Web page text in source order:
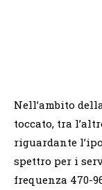
Nell’ambito
toccato, tra
riguardante
spettro per i
frequenza 470-